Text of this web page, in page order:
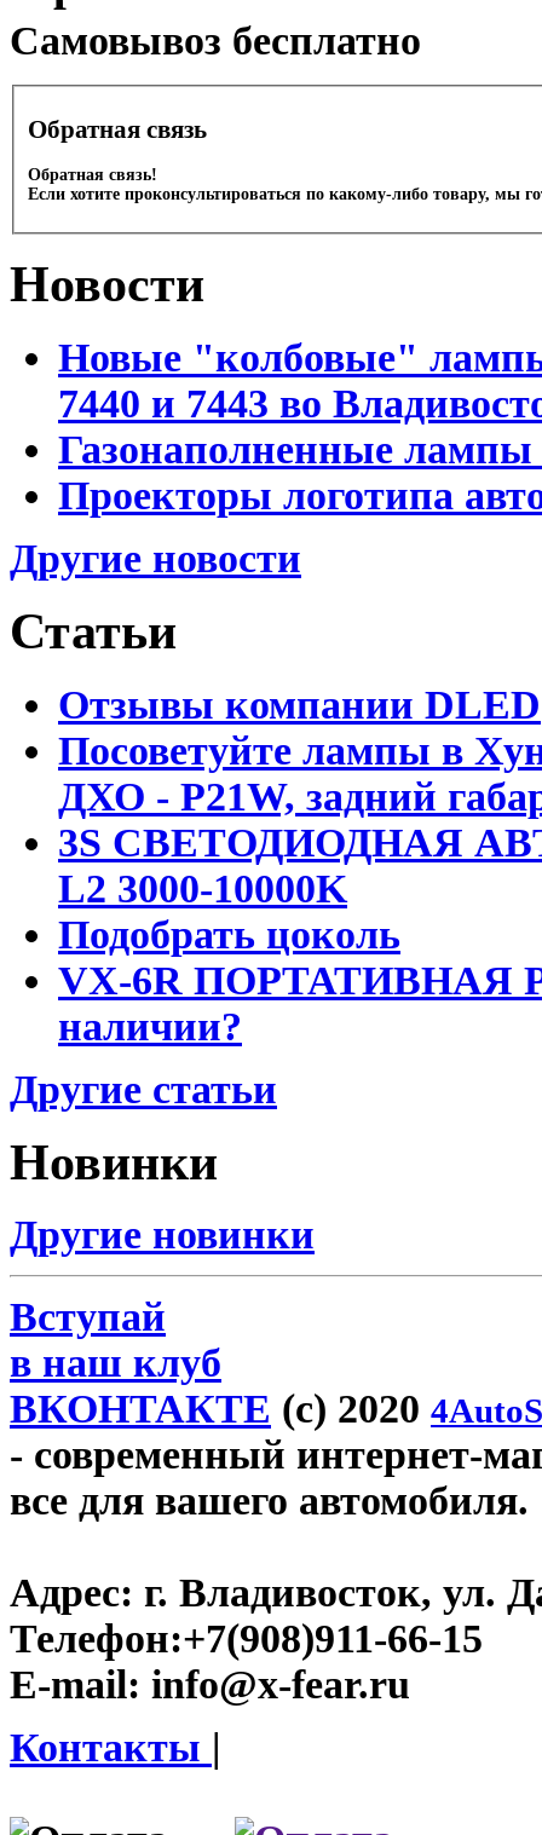
Cамовывоз бесплатно
Обратная связь
Обратная связь!
Если хотите проконсультироваться по какому-либо товару, мы
Новости
Новые "колбовые"
7440 и 7443 во
Газонаполненные лампы
Проекторы логотипа
Другие новости
Статьи
Отзывы компании DLED
Посоветуйте лампы в
ДХО - P21W, задний
3S СВЕТОДИОДНАЯ
L2 3000-10000K
Подобрать цоколь
VX-6R ПОРТАТИВНАЯ
наличии?
Другие статьи
Новинки
Другие новинки
Вступай
в наш клуб
ВКОНТАКТЕ (c) 2020
- современный интернет-
все для вашего автомобиля.
Адрес: г. Владивосток, ул.
Телефон:+7(908)911-66-15
E-mail: info@x-fear.ru
Контакты |